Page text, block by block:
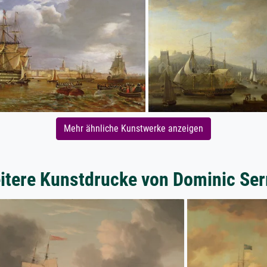
Mehr ähnliche Kunstwerke anzeigen
Kunstdrucke von Dominic